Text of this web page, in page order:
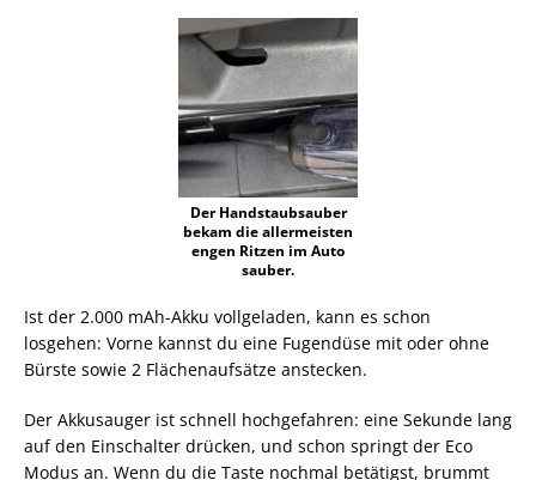
Der Handstaubsauber
bekam die allermeisten
engen Ritzen im Auto
sauber.
Ist der 2.000 mAh-Akku vollgeladen, kann es schon
losgehen: Vorne kannst du eine Fugendüse mit oder ohne
Bürste sowie 2 Flächenaufsätze anstecken.
Der Akkusauger ist schnell hochgefahren: eine Sekunde lang
auf den Einschalter drücken, und schon springt der Eco
Modus an. Wenn du die Taste nochmal betätigst, brummt